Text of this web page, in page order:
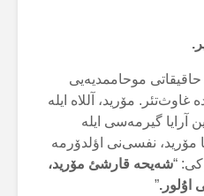
حاقیقاتی موحاممدیەیی
مۆرید، آللاە ایلە
آرایا گیرمەسی ایلە
مۆرید، نفسی‌نی اؤلدۆرمە
کی: “شەیحە قارشئ مۆرید،
اۇلور.”